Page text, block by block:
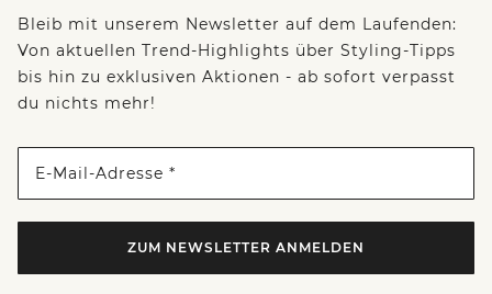
Bleib mit unserem Newsletter auf dem Laufenden:
Von aktuellen Trend-Highlights über Styling-Tipps
bis hin zu exklusiven Aktionen - ab sofort verpasst
du nichts mehr!
E-Mail-Adresse *
ZUM NEWSLETTER ANMELDEN